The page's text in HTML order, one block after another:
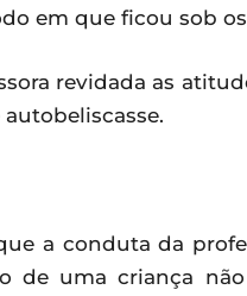
em que ficou sob
revidada as
a conduta da
de uma criança